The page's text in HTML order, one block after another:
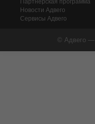
Партнерская программа
Новости Адвего
Сервисы Адвего
© Адвего —